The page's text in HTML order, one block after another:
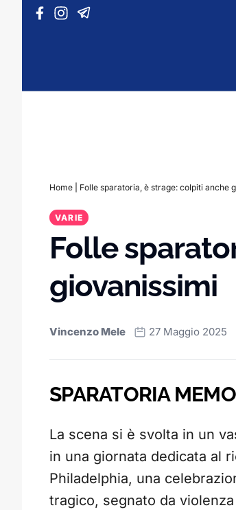
Vai al contenuto
Home Folle sparatoria, è strage: colpiti anche
VARIE
Folle
giovanissimi
Vincenzo Mele 27 Maggio 2025
SPARATORIA
La scena si è svolta in un
in una giornata dedicata al
Philadelphia, una
tragico, segnato da